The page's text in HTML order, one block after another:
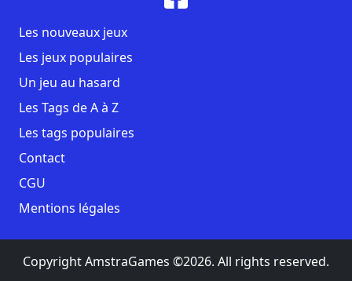
Les nouveaux jeux
Les jeux populaires
Un jeu au hasard
Les Tags de A à Z
Les tags populaires
Contact
CGU
Mentions légales
Copyright AmstraGames ©2026. All rights reserved.